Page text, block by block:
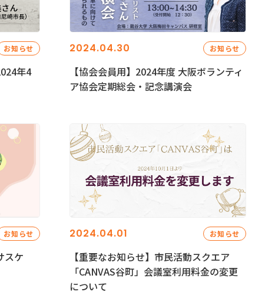
お知らせ
年4
2024.04.30 お知らせ
【協会会員用】2024年度 大阪ボランティ
ア協会定期総会・記念講演会
お知らせ
スケ
2024.04.01 お知らせ
【重要なお知らせ】市民活動スクエア
「CANVAS谷町」会議室利用料金の変更
について